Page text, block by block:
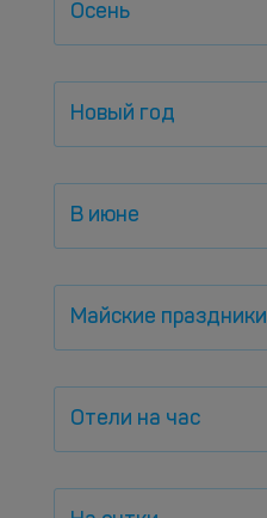
Осень
Новый год
В июне
Майские праздники
Отели на час